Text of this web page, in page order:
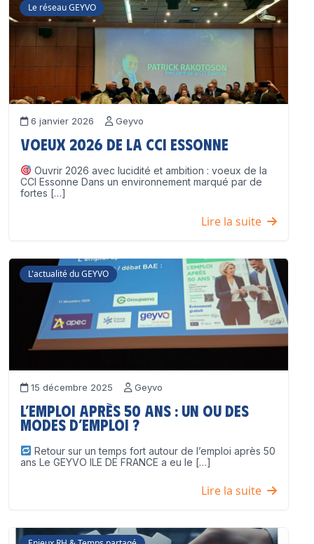
Le réseau GEYVO
6 janvier 2026 Geyvo
Voeux 2026 de la CCI Essonne
Ouvrir 2026 avec lucidité et ambition : voeux de la
CCI Essonne Dans un environnement marqué par de
fortes […]
Lire la suite
L'actualité du GEYVO
15 décembre 2025 Geyvo
L’emploi après 50 ans : un ou des
modes d’emploi ?
Retour sur un temps fort autour de l’emploi après 50
ans Le GEYVO ILE DE FRANCE a eu le […]
Lire la suite